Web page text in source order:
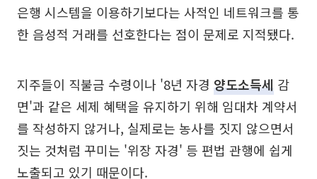
은행 시스템을 이용하기보다는 사적인 네트워크를 통
한 음성적 거래를 선호한다는 점이 문제로 지적됐다.
지주들이 직불금 수령이나 '8년 자경 양도소득세 감
면'과 같은 세제 혜택을 유지하기 위해 임대차 계약서
를 작성하지 않거나, 실제로는 농사를 짓지 않으면서
짓는 것처럼 꾸미는 '위장 자경' 등 편법 관행에 쉽게
노출되고 있기 때문이다.